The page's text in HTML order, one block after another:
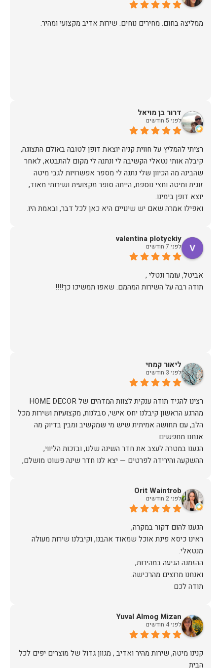
ממליצה בחום. מחירים נוחים. שירות אדיב מקצועי ומהיר.
דרור בן מויאל
לפני 5 חודשים
רציתי להמליץ על חווית קניה יוצאת דופן לטובה באולם התצוגה,
קיבלה אותי נטאלי הקשיבה לי ונתנה לי מקום להתבטא, לאחר
שהבינה מה הכיוון שלי נתנה לי מספר אפשרויות לגבי מיטה
זוגית ומיטה וחצי נוספת, הייתה סופר מקצועית ושירותי מאוד,
תודה.
valentina plotyckiy
לפני 7 חודשים
תודה רבה על השירות המהמם. שאפו תמשיכו כך!!!!
ליאור קמחי
לפני 3 חודשים
מהרגע הראשון קיבלנו יחס אישי, סבלנות, מקצועיות ושירות מכל
הלב, עם תחושה אמיתית שיש מי שמקשיב ומבין בדיוק מה
הגענו במטרה לעצב את חדר השינה שלנו, ובזכות הליווי,
ההשקעה והירידה לפרטים — יצא לנו חדר שינה פשוט מושלם,
אין ספק שעשינו את הבחירה הנכונה. ממליצים מכל הלב לכל מי
Orit Waintrob
לפני 2 חודשים
ראינו כיסא פינת אוכל שמאוד אהבנו, וקיבלנו שירות מעולה
תודה לכם
Yuval Almog Mizan
לפני 4 חודשים
קנינו מיטה, שירות מהיר ואדיב , מגוון גדול של מוצרים יפים לכל
הבית